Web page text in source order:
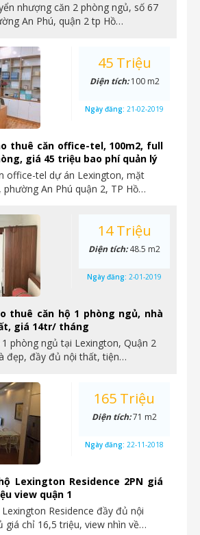
nhượng căn 2 phòng ngủ, số 67
An Phú, quận 2 tp Hồ…
thuê căn office-tel, 100m2, full
giá 45 triệu bao phí quản lý
office-tel dự án Lexington, mặt
phường An Phú quận 2, TP Hồ…
45 Triệu
Diện tích:100 m2
Ngày đăng: 21-02-2019
thuê căn hộ 1 phòng ngủ, nhà
giá 14tr/ tháng
phòng ngủ tại Lexington, Quận 2
đẹp, đầy đủ nội thất, tiện…
14 Triệu
Diện tích:48.5 m2
Ngày đăng: 2-01-2019
Lexington Residence 2PN giá
view quận 1
Residence đầy đủ nội
giá chỉ 16,5 triệu, view nhìn về…
165 Triệu
Diện tích:71 m2
Ngày đăng: 22-11-2018